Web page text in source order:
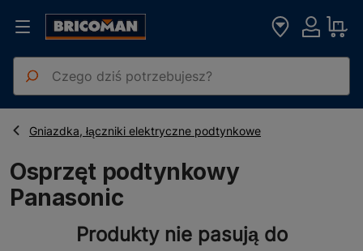
Strona główna
Elektryka Oświetlenie
Gniazdka, łączniki elektryczne podtynkowe
Osprzęt podtynkowy Panasonic
Osprzęt podtynkowy
Panasonic
Produkty nie pasują do